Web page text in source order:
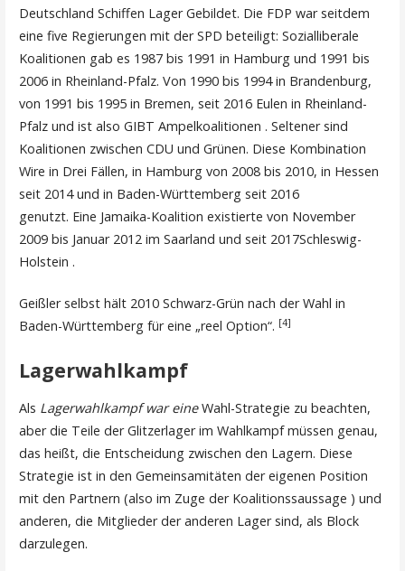
Deutschland Schiffen Lager Gebildet. Die FDP war seitdem
eine five Regierungen mit der SPD beteiligt: Sozialliberale
Koalitionen gab es 1987 bis 1991 in Hamburg und 1991 bis
2006 in Rheinland-Pfalz. Von 1990 bis 1994 in Brandenburg,
von 1991 bis 1995 in Bremen, seit 2016 Eulen in Rheinland-
Pfalz und ist also GIBT Ampelkoalitionen . Seltener sind
Koalitionen zwischen CDU und Grünen. Diese Kombination
Wire in Drei Fällen, in Hamburg von 2008 bis 2010, in Hessen
seit 2014 und in Baden-Württemberg seit 2016
genutzt. Eine Jamaika-Koalition existierte von November
2009 bis Januar 2012 im Saarland und seit 2017Schleswig-
Holstein .
Geißler selbst hält 2010 Schwarz-Grün nach der Wahl in
Baden-Württemberg für eine „reel Option“. [4]
Lagerwahlkampf
Als Lagerwahlkampf war eineWahl-Strategie zu beachten,
aber die Teile der Glitzerlager im Wahlkampf müssen genau,
das heißt, die Entscheidung zwischen den Lagern. Diese
Strategie ist in den Gemeinsamitäten der eigenen Position
mit den Partnern (also im Zuge der Koalitionssaussage ) und
anderen, die Mitglieder der anderen Lager sind, als Block
darzulegen.